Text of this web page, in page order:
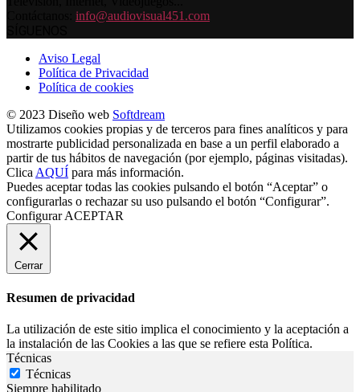
info@audiovisual451.com
Aviso Legal
Política de Privacidad
Política de cookies
© 2023 Diseño web Softdream
Utilizamos cookies propias y de terceros para fines analíticos y para
mostrarte publicidad personalizada en base a un perfil elaborado a
partir de tus hábitos de navegación (por ejemplo, páginas visitadas).
Clica AQUÍ para más información.
Puedes aceptar todas las cookies pulsando el botón “Aceptar” o
configurarlas o rechazar su uso pulsando el botón “Configurar”.
Configurar ACEPTAR
Cerrar
Resumen de privacidad
La utilización de este sitio implica el conocimiento y la aceptación a
la instalación de las Cookies a las que se refiere esta Política.
Técnicas
Técnicas
Siempre habilitado